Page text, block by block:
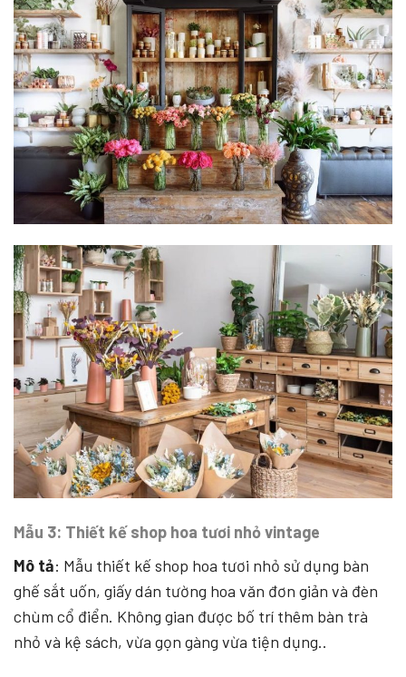
Mẫu 3: Thiết kế shop hoa tươi nhỏ vintage
Mô tả: Mẫu thiết kế shop hoa tươi nhỏ sử dụng bàn
ghế sắt uốn, giấy dán tường hoa văn đơn giản và đèn
chùm cổ điển. Không gian được bố trí thêm bàn trà
nhỏ và kệ sách, vừa gọn gàng vừa tiện dụng..